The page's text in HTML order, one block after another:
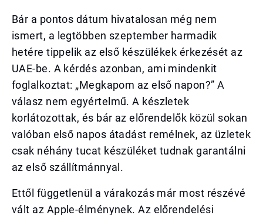
Bár a pontos dátum hivatalosan még nem
ismert, a legtöbben szeptember harmadik
hetére tippelik az első készülékek érkezését az
UAE-be. A kérdés azonban, ami mindenkit
foglalkoztat: „Megkapom az első napon?” A
válasz nem egyértelmű. A készletek
korlátozottak, és bár az előrendelők közül sokan
valóban első napos átadást remélnek, az üzletek
csak néhány tucat készüléket tudnak garantálni
az első szállítmánnyal.
Ettől függetlenül a várakozás már most részévé
vált az Apple-élménynek. Az előrendelési